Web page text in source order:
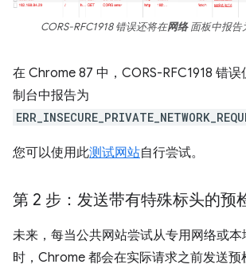
CORS-RFC1918 错误还将在网络面板中报告
在 Chrome 87 中，CORS-RFC1918 错
制台中报告为
您可以使用此测试网站自行尝试。
第 2 步：发送带有特殊标头的预
未来，每当公共网站尝试从专用网络或
时，Chrome 都会在实际请求之前发送预